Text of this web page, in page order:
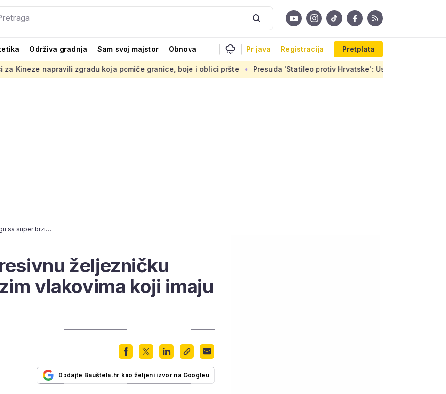
Održiva gradnja Sam svoj majstor Obnova Prijava Registracija Pretplata
zgradu koja pomiče granice, boje i oblici pršte Presuda 'Statileo protiv Hrvatske': Uskoro završetak stanova u
Kina lansirala impresivnu željezničku prugu sa super brzim vlakovima koji imaju dodatni kisik
željezničku
vlakovima koji imaju
Dodajte Bauštela.hr kao željeni izvor na Googleu